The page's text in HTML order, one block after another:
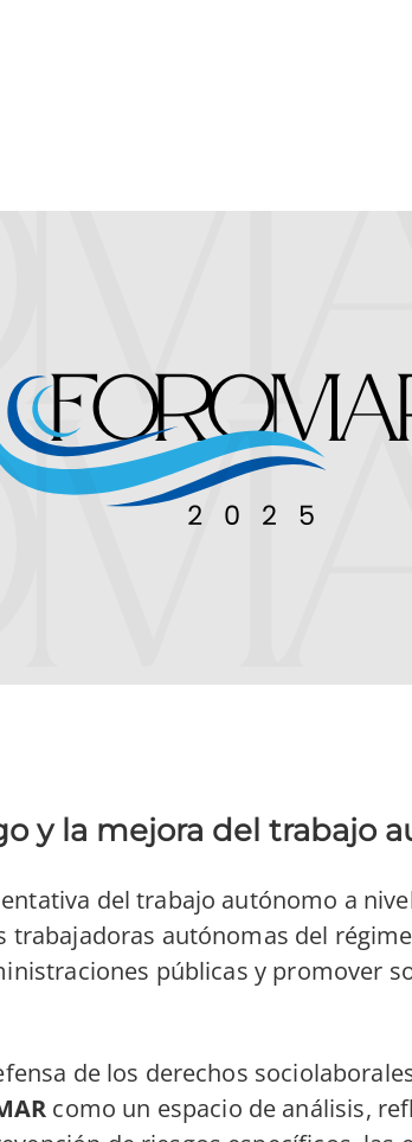
ForoMar
y la mejora del trabajo
del trabajo autónomo a
trabajadoras autónomas del
públicas y promover
de los derechos
como un espacio de análisis,